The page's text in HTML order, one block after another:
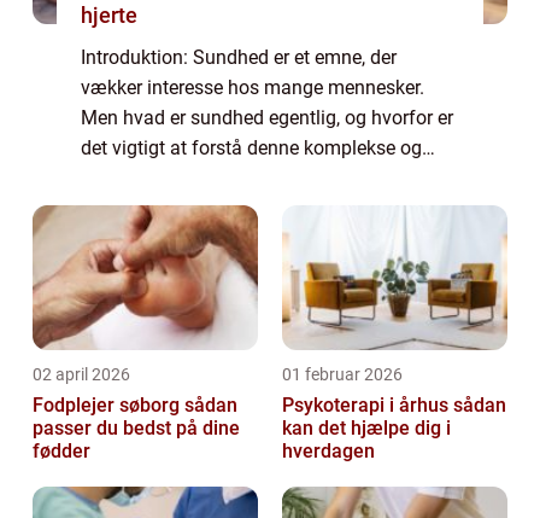
hjerte
Introduktion: Sundhed er et emne, der
vækker interesse hos mange mennesker.
Men hvad er sundhed egentlig, og hvorfor er
det vigtigt at forstå denne komplekse og
vi udforske begrebet sundhed, dets histor...
02 april 2026
Fodplejer søborg sådan
passer du bedst på dine
fødder
01 februar 2026
Psykoterapi i århus sådan
kan det hjælpe dig i
hverdagen